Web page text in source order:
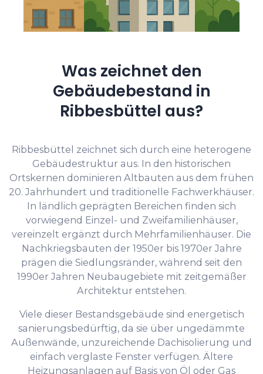
Was zeichnet den
Gebäudebestand in
Ribbesbüttel aus?
Ribbesbüttel zeichnet sich durch eine heterogene
Gebäudestruktur aus. In den historischen
Ortskernen dominieren Altbauten aus dem frühen
20. Jahrhundert und traditionelle Fachwerkhäuser.
In ländlich geprägten Bereichen finden sich
vorwiegend Einzel- und Zweifamilienhäuser,
vereinzelt ergänzt durch Mehrfamilienhäuser. Die
Nachkriegsbauten der 1950er bis 1970er Jahre
prägen die Siedlungsränder, während seit den
1990er Jahren Neubaugebiete mit zeitgemäßer
Architektur entstehen.
Viele dieser Bestandsgebäude sind energetisch
sanierungsbedürftig, da sie über ungedämmte
Außenwände, unzureichende Dachisolierung und
einfach verglaste Fenster verfügen. Ältere
Heizungsanlagen auf Basis von Öl oder Gas